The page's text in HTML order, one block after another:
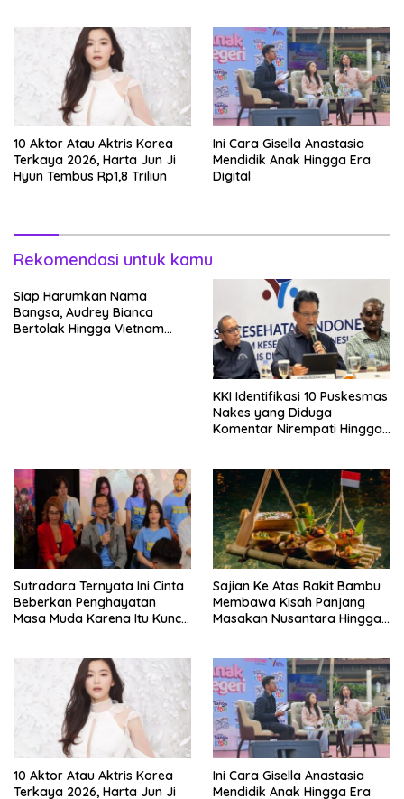
10 Aktor Atau Aktris Korea
Terkaya 2026, Harta Jun Ji
Hyun Tembus Rp1,8 Triliun
Ini Cara Gisella Anastasia
Mendidik Anak Hingga Era
Digital
Rekomendasi untuk kamu
Siap Harumkan Nama
Bangsa, Audrey Bianca
Bertolak Hingga Vietnam
KKI Identifikasi 10 Puskesmas
Nakes yang Diduga
Komentar Nirempati Hingga
Sutradara Ternyata Ini Cinta
Beberkan Penghayatan
Masa Muda Karena Itu Kunci
Sajian Ke Atas Rakit Bambu
Membawa Kisah Panjang
Masakan Nusantara Hingga
10 Aktor Atau Aktris Korea
Terkaya 2026, Harta Jun Ji
Ini Cara Gisella Anastasia
Mendidik Anak Hingga Era